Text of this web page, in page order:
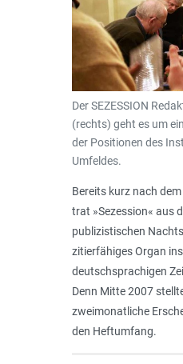
Der SEZESSION
(rechts) geht es um
der Positionen des
Umfeldes.
Bereits kurz nach
trat »Sezession« aus
publizistischen
zitierfähiges Organ
deutschsprachigen
Denn Mitte 2007
zweimonatliche
den Heftumfang.